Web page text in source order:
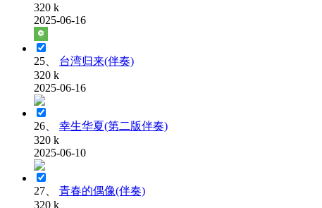
320 k
2025-06-16
25、
台湾归来(伴奏)
320 k
2025-06-16
26、
幸生华夏(第二版伴奏)
320 k
2025-06-10
27、
青春的偶像(伴奏)
320 k